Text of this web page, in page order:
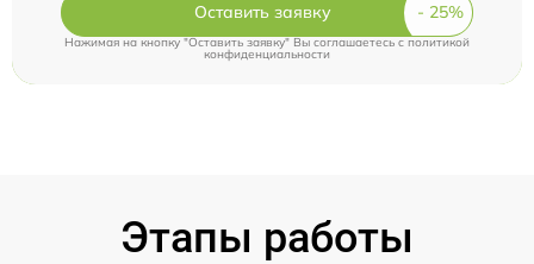
Оставить заявку
Нажимая на кнопку "Оставить заявку" Вы соглашаетесь cполитикой
конфиденциальности
Этапы работы